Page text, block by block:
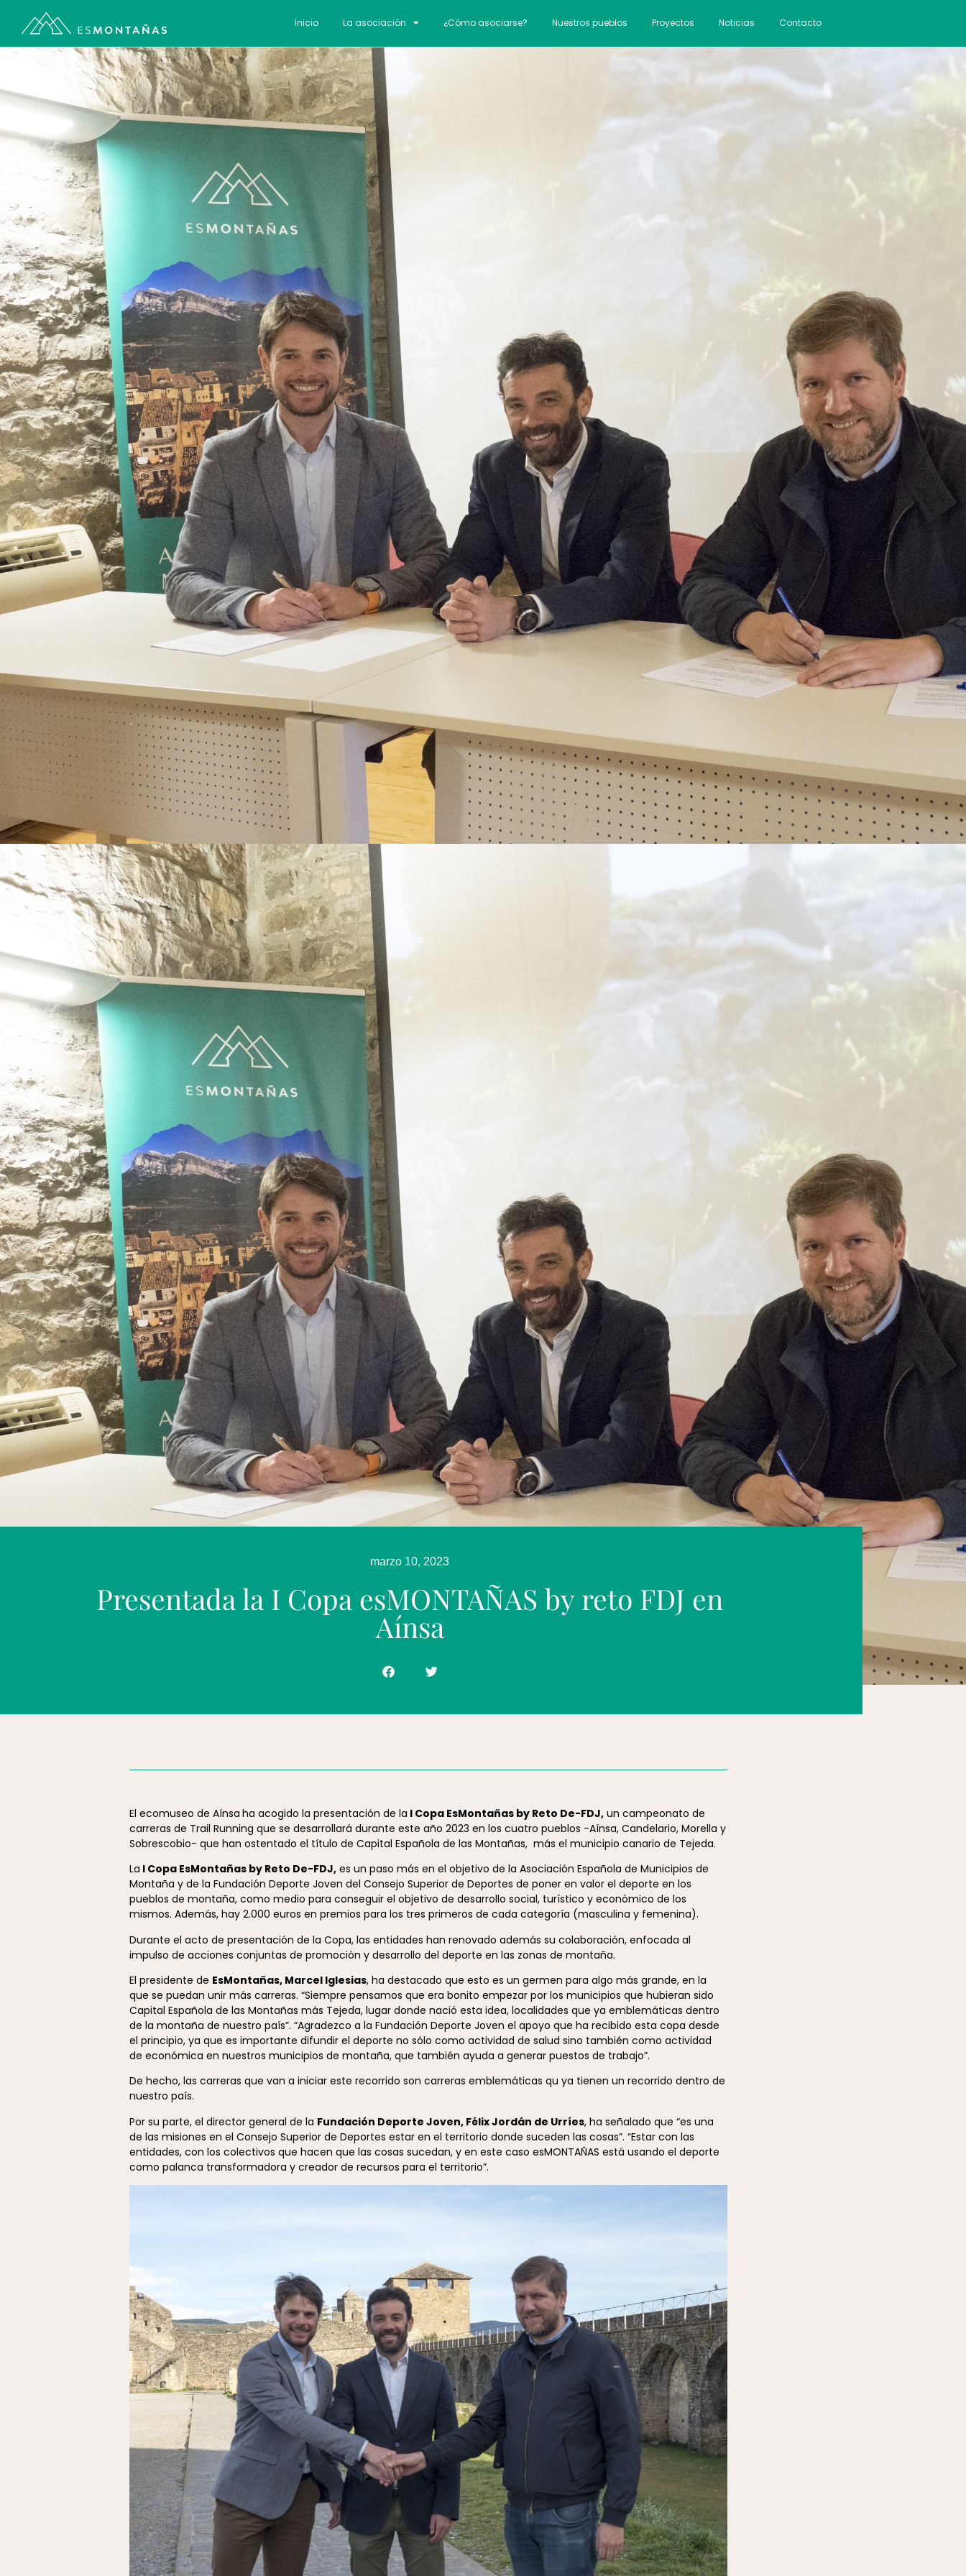
Inicio La asociación ¿Cómo asociarse? Nuestros pueblos Proyectos Noticias Contacto
marzo 10, 2023
Presentada la I Copa esMONTAÑAS by reto FDJ en
Aínsa
El ecomuseo de Aínsa ha acogido la presentación de la I Copa EsMontañas by Reto De-FDJ, un campeonato de
carreras de Trail Running que se desarrollará durante este año 2023 en los cuatro pueblos -Aínsa, Candelario, Morella y
Sobrescobio- que han ostentado el título de Capital Española de las Montañas, más el municipio canario de Tejeda.
La I Copa EsMontañas by Reto De-FDJ, es un paso más en el objetivo de la Asociación Española de Municipios de
Montaña y de la Fundación Deporte Joven del Consejo Superior de Deportes de poner en valor el deporte en los
pueblos de montaña, como medio para conseguir el objetivo de desarrollo social, turístico y económico de los
mismos. Además, hay 2.000 euros en premios para los tres primeros de cada categoría (masculina y femenina).
Durante el acto de presentación de la Copa, las entidades han renovado además su colaboración, enfocada al
impulso de acciones conjuntas de promoción y desarrollo del deporte en las zonas de montaña.
El presidente de EsMontañas, Marcel Iglesias, ha destacado que esto es un germen para algo más grande, en la
que se puedan unir más carreras. “Siempre pensamos que era bonito empezar por los municipios que hubieran sido
Capital Española de las Montañas más Tejeda, lugar donde nació esta idea, localidades que ya emblemáticas dentro
de la montaña de nuestro país”. “Agradezco a la Fundación Deporte Joven el apoyo que ha recibido esta copa desde
el principio, ya que es importante difundir el deporte no sólo como actividad de salud sino también como actividad
de económica en nuestros municipios de montaña, que también ayuda a generar puestos de trabajo”.
De hecho, las carreras que van a iniciar este recorrido son carreras emblemáticas qu ya tienen un recorrido dentro de
nuestro país.
Por su parte, el director general de la Fundación Deporte Joven, Félix Jordán de Urríes, ha señalado que “es una
de las misiones en el Consejo Superior de Deportes estar en el territorio donde suceden las cosas”. “Estar con las
entidades, con los colectivos que hacen que las cosas sucedan, y en este caso esMONTAÑAS está usando el deporte
como palanca transformadora y creador de recursos para el territorio”.